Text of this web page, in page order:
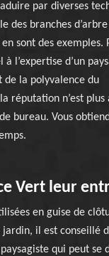
par diverses
des branches
sont des exemples.
l’expertise d’un
de la polyvalence du
réputation n’est plus
bureau. Vous
Vert leur
en guise de
jardin, il est conseillé
qui peut se